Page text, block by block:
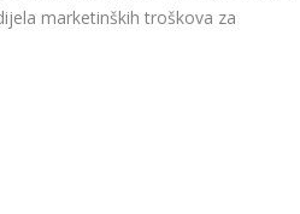
marketinških troškova za